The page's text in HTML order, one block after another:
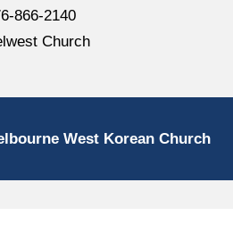
866-2140
Church
West Korean Church